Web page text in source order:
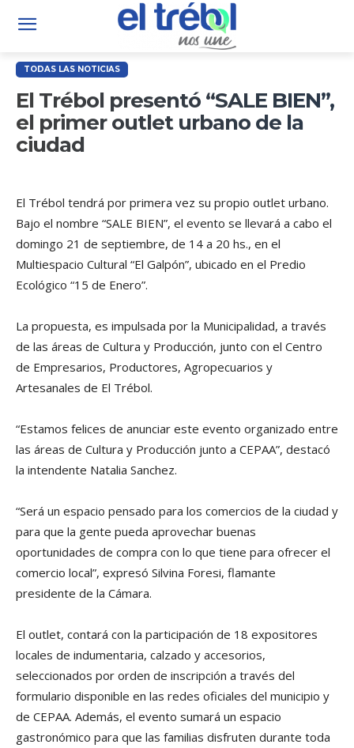
TODAS LAS NOTICIAS
El Trébol presentó “SALE BIEN”,
el primer outlet urbano de la
ciudad
El Trébol tendrá por primera vez su propio outlet urbano.
Bajo el nombre “SALE BIEN”, el evento se llevará a cabo el
domingo 21 de septiembre, de 14 a 20 hs., en el
Multiespacio Cultural “El Galpón”, ubicado en el Predio
Ecológico “15 de Enero”.
La propuesta, es impulsada por la Municipalidad, a través
de las áreas de Cultura y Producción, junto con el Centro
de Empresarios, Productores, Agropecuarios y
Artesanales de El Trébol.
“Estamos felices de anunciar este evento organizado entre
las áreas de Cultura y Producción junto a CEPAA”, destacó
la intendente Natalia Sanchez.
“Será un espacio pensado para los comercios de la ciudad y
para que la gente pueda aprovechar buenas
oportunidades de compra con lo que tiene para ofrecer el
comercio local”, expresó Silvina Foresi, flamante
presidente de la Cámara.
El outlet, contará con la participación de 18 expositores
locales de indumentaria, calzado y accesorios,
seleccionados por orden de inscripción a través del
formulario disponible en las redes oficiales del municipio y
de CEPAA. Además, el evento sumará un espacio
gastronómico para que las familias disfruten durante toda